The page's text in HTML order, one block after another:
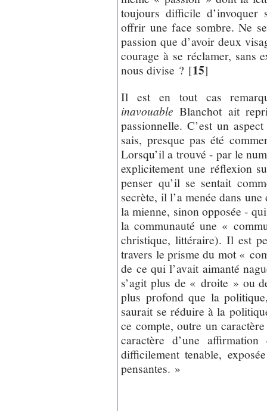
toujours difficile d’invoquer
offrir une face sombre. Ne
passion que d’avoir deux
courage à se réclamer, sans
nous divise ? [15]
Il est en tout cas
inavouable Blanchot ait
passionnelle. C’est un
sais, presque pas été
Lorsqu’il a trouvé - par le
explicitement une réflexion
penser qu’il se sentait
secrète, il l’a menée dans
la mienne, sinon opposée -
la communauté une «
christique, littéraire). Il est
travers le prisme du mot «
de ce qui l’avait aimanté
s’agit plus de « droite » ou
plus profond que la
saurait se réduire à la
ce compte, outre un
caractère d’une
difficilement tenable,
pensantes. »